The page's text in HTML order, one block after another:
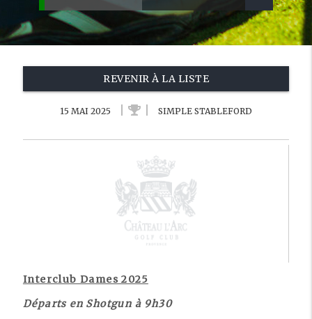
REVENIR À LA LISTE
15 MAI 2025 SIMPLE STABLEFORD
Interclub Dames 2025
Départs en Shotgun à 9h30